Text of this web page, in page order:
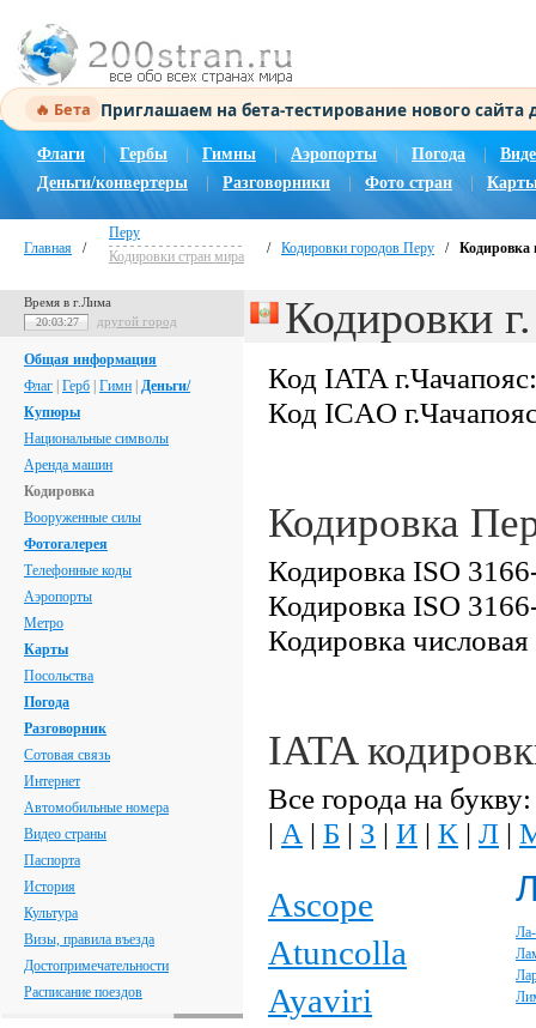
🔥 Бета Приглашаем на бета-тестирование нового
Флаги Гербы Гимны | Аэропорты Погода |
Деньги/конвертеры
Разговорники Фото стран
Главная /
Перу
Кодировки стран мира
/ Кодировки городов Перу / Кодировка
Время в г.Лима
20:03:28 другой город
Общая информация
Флаг Герб Гимн Деньги/
Купюры
Национальные символы
Аренда машин
Кодировка
Вооруженные силы
Фотогалерея
Телефонные коды
Аэропорты
Метро
Карты
Посольства
Погода
Разговорник
Сотовая связь
Интернет
Автомобильные номера
Видео страны
Паспорта
История
Культура
Визы, правила въезда
Достопримечательности
Расписание поездов
Кодировки
Код IATA
Код ICAO
Кодировка
Кодировка ISO
Кодировка ISO
Кодировка
IATA
Все города на букву:
| А | Б | З | И | К | Л |
Ascope
Atuncolla
Ayaviri